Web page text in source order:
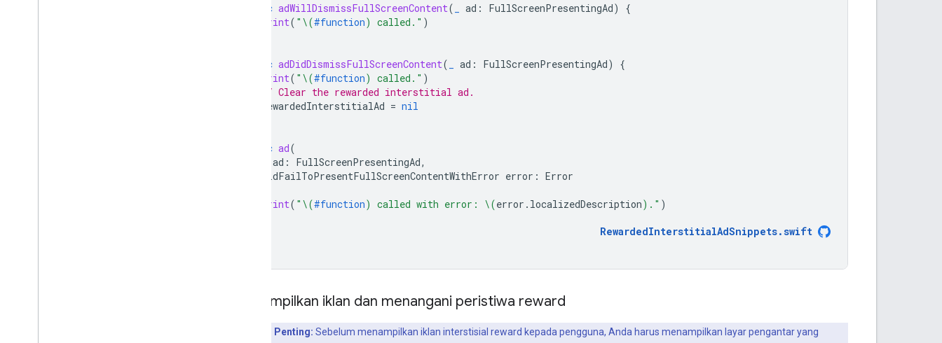
func adWillDismissFullScreenContent( ad : FullScreenPresentingAd)
{
print( " \(#function) called." )
func adDidDismissFullScreenContent( ad : FullScreenPresentingAd)
{
print( " \(#function) called." )
// Clear the rewarded interstitial ad.
rewardedInterstitialAd = nil
func ad(
ad : FullScreenPresentingAd,
didFailToPresentFullScreenContentWithError error : Error
print( " \(#function) called with error: \(error . localizedDescription) ." )
RewardedInterstitialAdSnippets.swift
Menampilkan iklan dan menangani peristiwa reward
Poin Penting: Sebelum menampilkan iklan interstisial reward kepada pengguna, Anda harus menampilkan layar pengantar yang